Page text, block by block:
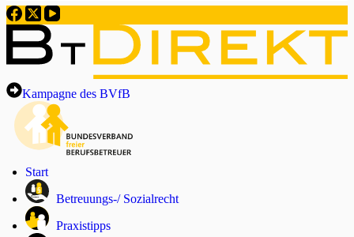
Kampagne des BVfB
Start
Betreuungs-/ Sozialrecht
Praxistipps